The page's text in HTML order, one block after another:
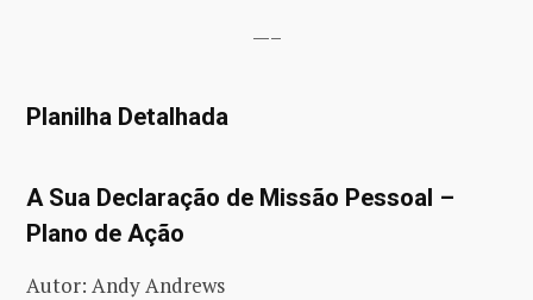
—–
Planilha Detalhada
A Sua Declaração de Missão Pessoal –
Plano de Ação
Autor: Andy Andrews